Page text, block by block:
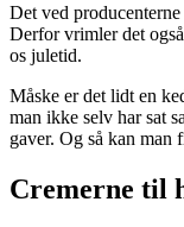
Det ved
Derfor vrimler det
os juletid.
Måske er det lidt en
man ikke selv har sat
gaver. Og så kan man
Cremerne til